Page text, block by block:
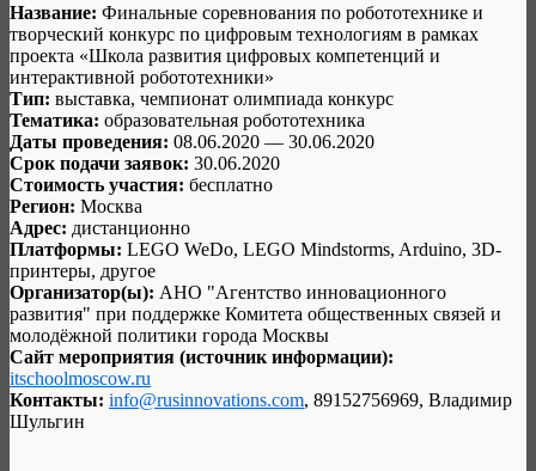
Название: Финальные соревнования по робототехнике и
творческий конкурс по цифровым технологиям в рамках
проекта «Школа развития цифровых компетенций и
интерактивной робототехники»
Тип: выставка, чемпионат олимпиада конкурс
Тематика: образовательная робототехника
Даты проведения: 08.06.2020 — 30.06.2020
Срок подачи заявок: 30.06.2020
Стоимость участия: бесплатно
Регион: Москва
Адрес: дистанционно
Платформы: LEGO WeDo, LEGO Mindstorms, Arduino, 3D-
принтеры, другое
Организатор(ы): АНО "Агентство инновационного
развития" при поддержке Комитета общественных связей и
молодёжной политики города Москвы
Сайт мероприятия (источник информации):
itschoolmoscow.ru
Контакты: info@rusinnovations.com, 89152756969, Владимир
Шульгин